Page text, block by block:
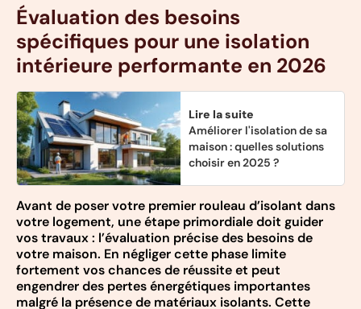
Évaluation des besoins
spécifiques pour une isolation
intérieure performante en 2026
Lire la suite
Améliorer l'isolation de sa
maison : quelles solutions
choisir en 2025 ?
Avant de poser votre premier rouleau d’isolant dans
votre logement, une étape primordiale doit guider
vos travaux : l’évaluation précise des besoins de
votre maison. En négliger cette phase limite
fortement vos chances de réussite et peut
engendrer des pertes énergétiques importantes
malgré la présence de matériaux isolants. Cette